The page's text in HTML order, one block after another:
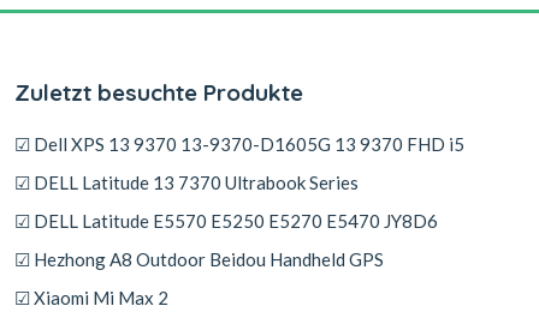
Zuletzt besuchte Produkte
☑ Dell XPS 13 9370 13-9370-D1605G 13 9370 FHD i5
☑ DELL Latitude 13 7370 Ultrabook Series
☑ DELL Latitude E5570 E5250 E5270 E5470 JY8D6
☑ Hezhong A8 Outdoor Beidou Handheld GPS
☑ Xiaomi Mi Max 2